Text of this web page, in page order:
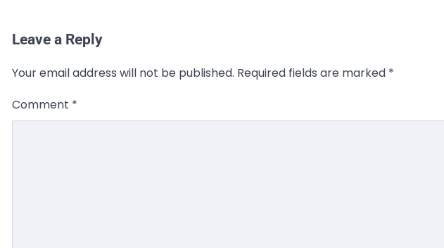
Leave a Reply
Your email address will not be published. Required fields are marked *
Comment *